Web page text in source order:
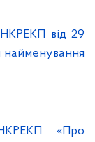
від 29
найменування
«Про